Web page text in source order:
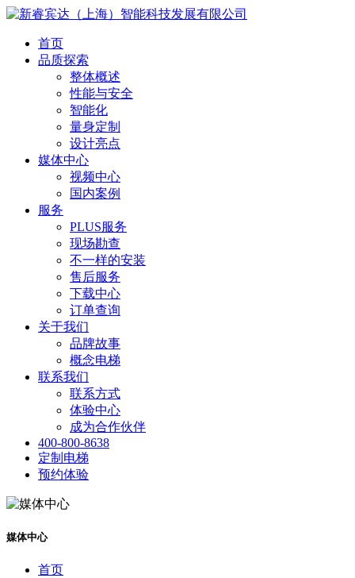
首页
品质探索
整体概述
性能与安全
智能化
量身定制
设计亮点
媒体中心
视频中心
国内案例
服务
PLUS服务
现场勘查
不一样的安装
售后服务
下载中心
订单查询
关于我们
品牌故事
概念电梯
联系我们
联系方式
体验中心
成为合作伙伴
400-800-8638
定制电梯
预约体验
媒体中心
首页